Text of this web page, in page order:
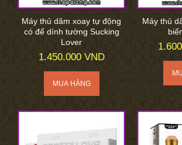
Máy thủ dâm xoay tự động
có đế dính tường Sucking
Lover
1.450.000 VND
Máy thủ